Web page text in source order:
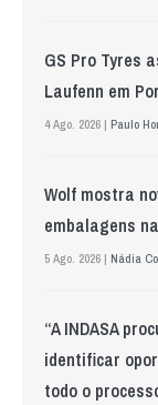
GS Pro Tyres
Laufenn em
4 Ago. 2026 | Paulo
Wolf mostra
embalagens
5 Ago. 2026 | Nádia
“A INDASA
identificar
todo o